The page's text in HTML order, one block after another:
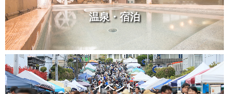
温泉・宿泊
イベント